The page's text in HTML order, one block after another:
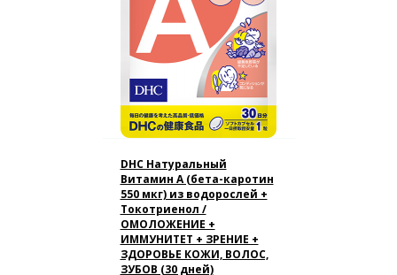
DHC Натуральный
Витамин А (бета-каротин
550 мкг) из водорослей +
Токотриенол /
ОМОЛОЖЕНИЕ +
ИММУНИТЕТ + ЗРЕНИЕ +
ЗДОРОВЬЕ КОЖИ, ВОЛОС,
ЗУБОВ (30 дней)